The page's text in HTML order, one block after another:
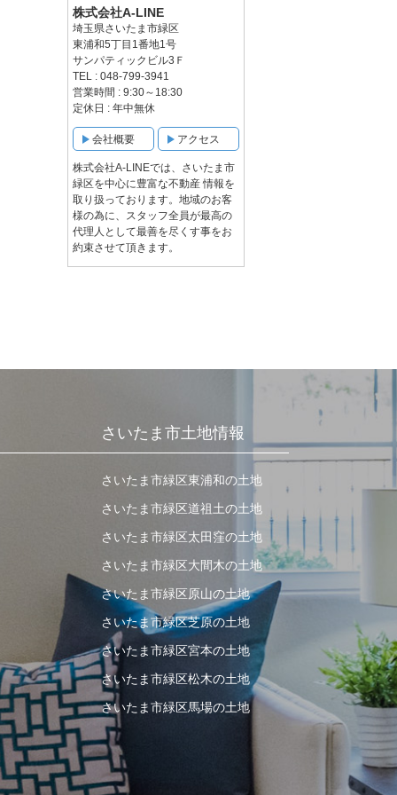
株式会社A-LINE
埼玉県さいたま市緑区
東浦和5丁目1番地1号
サンパティックビル3Ｆ
TEL : 048-799-3941
営業時間 : 9:30～18:30
定休日 : 年中無休
会社概要 アクセス
株式会社A-LINEでは、さいたま市
緑区を中心に豊富な不動産 情報を
取り扱っております。地域のお客
様の為に、スタッフ全員が最高の
代理人として最善を尽くす事をお
約束させて頂きます。
さいたま市土地情報
さいたま市緑区東浦和の土地
さいたま市緑区道祖土の土地
さいたま市緑区太田窪の土地
さいたま市緑区大間木の土地
さいたま市緑区原山の土地
さいたま市緑区芝原の土地
さいたま市緑区宮本の土地
さいたま市緑区松木の土地
さいたま市緑区馬場の土地